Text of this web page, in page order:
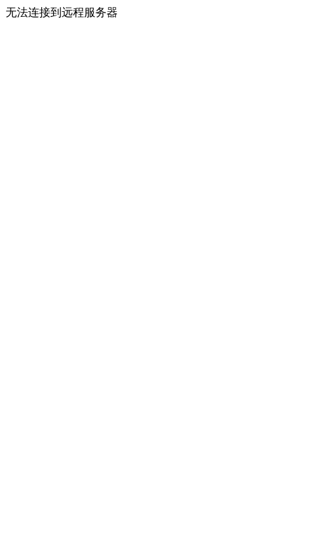
无法连接到远程服务器